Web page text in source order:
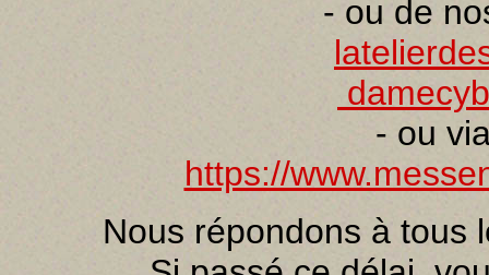
- ou de
- ou
https://
Nous répondons à tous